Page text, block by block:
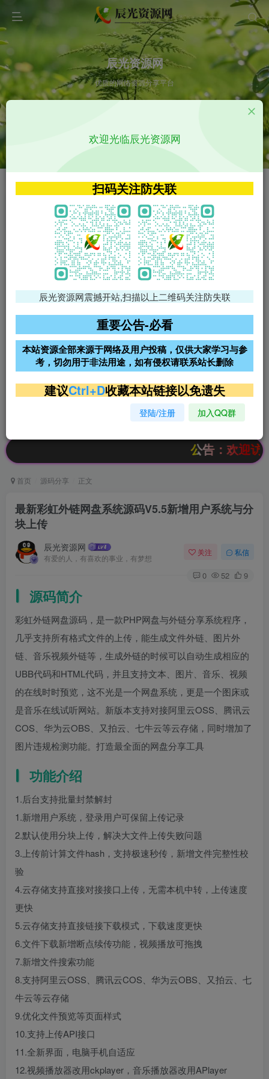
辰光资源网
优质的网络资源分享平台
VIP特权介绍 APP源码
VIP特权介绍
火
VIP特权介绍
影视源码
影视源码
免费领支付宝红包
腾讯轻量4核4G3M服务器38元/
阿里云2核2G200M服务器68元/
年
雨云高防免备案服务器
超低价文字广告位招租 超低价文字广告位招租
超低价文字广告位招租
公告：欢迎访问辰
首页 源码分享 正文
最新彩虹外链网盘系统源码V5.5新增用户系统与分
块上传
辰光资源网
有爱的人，有喜欢的事业，有梦想
关注 私信
0 52 9
源码简介
彩虹外链网盘源码，是一款PHP网盘与外链分享系统程序，
几乎支持所有格式文件的上传，能生成文件外链、图片外
链、音乐视频外链等，生成外链的时候可以自动生成相应的
UBB代码和HTML代码，并且支持文本、图片、音乐、视频
的在线时时预览，这不光是一个网盘系统，更是一个图床或
是音乐在线试听网站。新版本支持对接阿里云OSS、腾讯云
COS、华为云OBS、又拍云、七牛云等云存储，同时增加了
图片违规检测功能。打造最全面的网盘分享工具
功能介绍
1.后台支持批量封禁解封
1.新增用户系统，登录用户可保留上传记录
2.默认使用分块上传，解决大文件上传失败问题
3.上传前计算文件hash，支持极速秒传，新增文件完整性校
验
4.云存储支持直接对接接口上传，无需本机中转，上传速度
更快
5.云存储支持直接链接下载模式，下载速度更快
6.文件下载新增断点续传功能，视频播放可拖拽
7.新增文件搜索功能
8.支持阿里云OSS、腾讯云COS、华为云OBS、又拍云、七
牛云等云存储
9.优化文件预览等页面样式
10.支持上传API接口
11.全新界面，电脑手机自适应
12.视频播放器改用ckplayer，音乐播放器改用APlayer
欢迎光临辰光资源网
扫码关注防失联
辰光资源网震撼开站,扫描以上二维码关注防失联
重要公告-必看
本站资源全部来源于网络及用户投稿，仅供大家学习与参
考，切勿用于非法用途，如有侵权请联系站长删除
建议Ctrl+D收藏本站链接以免遗失
登陆/注册 加入QQ群